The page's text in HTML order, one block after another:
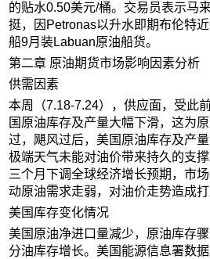
的贴水0.50美元/桶。交易员表示马
挺，因Petronas以升水即期布伦特
船9月装Labuan原油船货。
第二章 原油期货市场影响因素分析
供需因素
本周（7.18-7.24），供应面，受此
国原油库存及产量大幅下滑，这为
过，飓风过后，美国原油库存及产
极端天气未能对油价带来持久的支
三个月下调全球经济增长预期，市
动原油需求走弱，对油价走势造成打
美国库存变化情况
美国原油净进口量减少，原油库存
分油库存增长。美国能源信息署数